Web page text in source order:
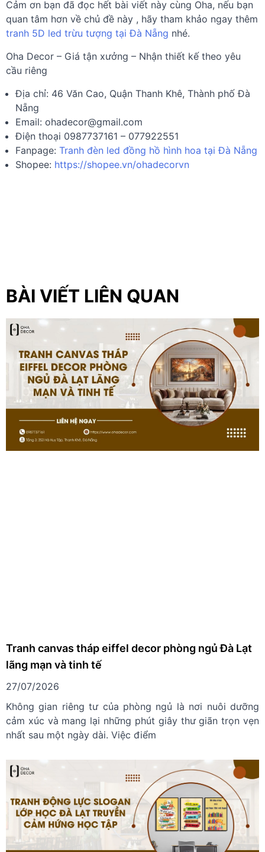
Cảm ơn bạn đã đọc hết bài viết này cùng Oha, nếu bạn
quan tâm hơn về chủ đề này , hãy tham khảo ngay thêm
tranh 5D led trừu tượng tại Đà Nẵng nhé.
Oha Decor – Giá tận xưởng – Nhận thiết kế theo yêu
cầu riêng
Địa chỉ: 46 Văn Cao, Quận Thanh Khê, Thành phố Đà
Nẵng
Email: ohadecor@gmail.com
Điện thoại 0987737161 – 077922551
Fanpage: Tranh đèn led đồng hồ hình hoa tại Đà Nẵng
Shopee: https://shopee.vn/ohadecorvn
BÀI VIẾT LIÊN QUAN
Tranh canvas tháp eiffel decor phòng ngủ Đà Lạt
lãng mạn và tinh tế
27/07/2026
Không gian riêng tư của phòng ngủ là nơi nuôi dưỡng
cảm xúc và mang lại những phút giây thư giãn trọn vẹn
nhất sau một ngày dài. Việc điểm